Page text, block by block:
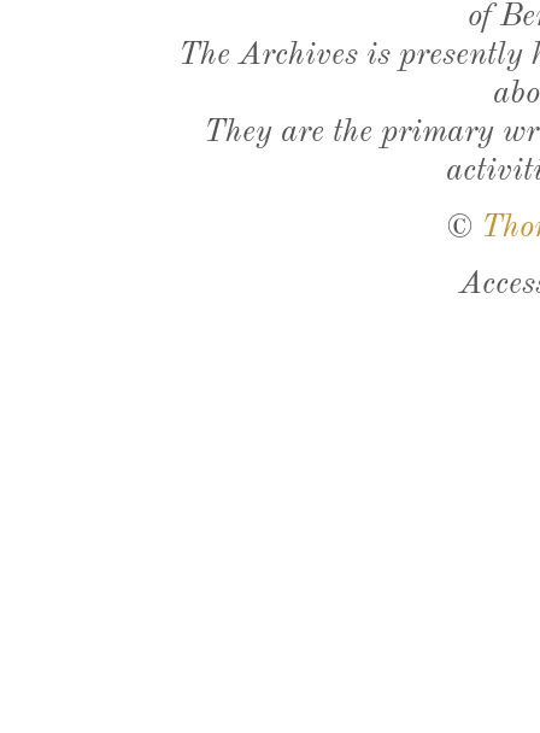
of
The Archives is presently
They are the primary
©